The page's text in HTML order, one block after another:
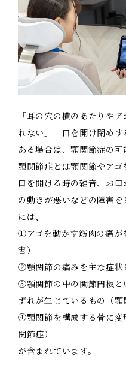
「耳の穴の横のあたりや
れない」「口を開け閉め
ある場合は、顎関節症の可
顎関節症とは顎関節やア
口を開ける時の雑音、お
の動きが悪いなどの障害
には、
①アゴを動かす筋肉の痛が
害）
②顎関節の痛みを主な症状
③顎関節の中の関節円板と
ずれが生じているもの（顎
④顎関節を構成する骨に変
関節症）
が含まれています。